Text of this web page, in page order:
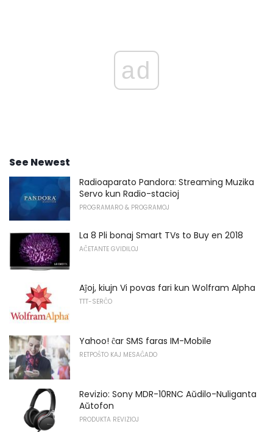
ad
See Newest
Radioaparato Pandora: Streaming Muzika
Servo kun Radio-stacioj
PROGRAMARO & PROGRAMOJ
La 8 Pli bonaj Smart TVs to Buy en 2018
AĈETANTE GVIDILOJ
Aĵoj, kiujn Vi povas fari kun Wolfram Alpha
TTT-SERĈO
Yahoo! ĉar SMS faras IM-Mobile
RETPOŜTO KAJ MESAĜADO
Revizio: Sony MDR-10RNC Aŭdilo-Nuliganta
Aŭtofon
PRODUKTA REVIZIOJ